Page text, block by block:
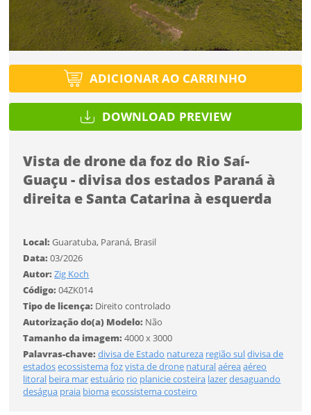
ADICIONAR AO CARRINHO
DOWNLOAD PREVIEW
Vista de drone da foz do Rio Saí-
Guaçu - divisa dos estados Paraná à
direita e Santa Catarina à esquerda
Local:Guaratuba, Paraná, Brasil
Data:03/2026
Autor:Zig Koch
Código:04ZK014
Tipo de licença: Direito controlado
Autorização do(a) Modelo: Não
Tamanho da imagem:4000 x 3000
Palavras-chave:divisa de Estado natureza região suldivisa de
estadosecossistemafozvista de drone naturalaéreaaéreo
litoral beira marestuário rio planicie costeira lazerdesaguando
deságua praia biomaecossistema costeiro
Tipo de projeto
Formato
Tamanho
Tipo de projeto
Utilização
Formato
Tamanho
FINALIZAR
Esqueci a senha
ENTRAR
Você ainda não tem conta?
ENTRAR
Protegido por reCAPTCHA —Privacidade·Termos
Desejo receber novidades sobre a Pulsar Imagens
Tipo de projeto
Selecione
Tamanho